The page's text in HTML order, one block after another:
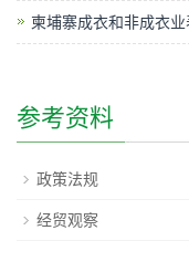
柬埔寨成衣和非成衣
参考资料
政策法规
经贸观察